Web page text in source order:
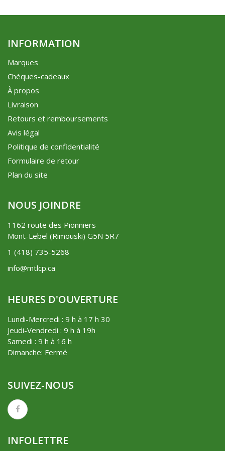
INFORMATION
Marques
Chèques-cadeaux
À propos
Livraison
Retours et remboursements
Avis légal
Politique de confidentialité
Formulaire de retour
Plan du site
NOUS JOINDRE
1162 route des Pionniers
Mont-Lebel (Rimouski) G5N 5R7
1 (418) 735-5268
info@mtlcp.ca
HEURES D'OUVERTURE
Lundi-Mercredi : 9 h à 17 h 30
Jeudi-Vendredi : 9 h à 19h
Samedi : 9 h à 16 h
Dimanche: Fermé
SUIVEZ-NOUS
INFOLETTRE